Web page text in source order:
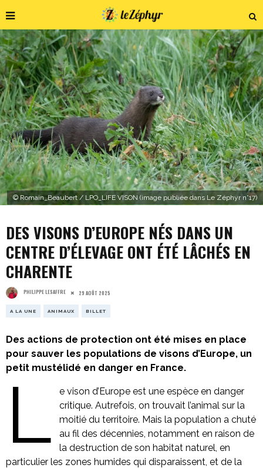
© Romain_Beaubert / LPO_LIFE VISON (image publiée dans Le Zéphyr n°17)
DES VISONS D’EUROPE NÉS DANS UN
CENTRE D’ÉLEVAGE ONT ÉTÉ LÂCHÉS EN
CHARENTE
PHILIPPE LESAFFRE 29 AOÛT 2025
A LA UNE ANIMAUX BILLET
Des actions de protection ont été mises en place
pour sauver les populations de visons d’Europe, un
petit mustélidé en danger en France.
L
e vison d’Europe est une espèce en danger
critique. Autrefois, on trouvait l’animal sur la
moitié du territoire. Mais la population a chuté
au fil des décennies, notamment en raison de
la destruction de son habitat naturel, en
particulier les zones humides qui disparaissent, et de la